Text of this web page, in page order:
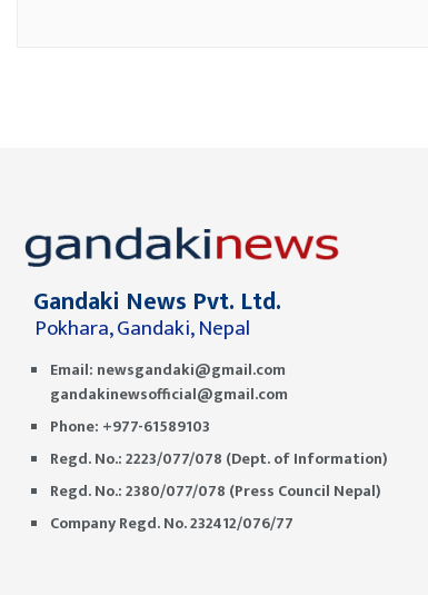
Gandaki News Pvt. Ltd.
Pokhara, Gandaki, Nepal
Email: newsgandaki@gmail.com
gandakinewsofficial@gmail.com
Phone: +977-61589103
Regd. No.: 2223/077/078 (Dept. of Information)
Regd. No.: 2380/077/078 (Press Council Nepal)
Company Regd. No. 232412/076/77